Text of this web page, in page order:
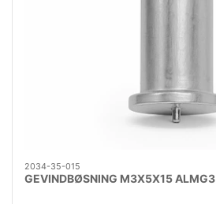
2034-35-015
GEVINDBØSNING M3X5X15 ALMG3